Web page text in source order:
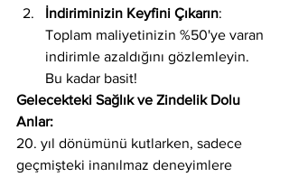
İndiriminizin Keyfini Çıkarın:
Toplam maliyetinizin %50'ye varan
indirimle azaldığını gözlemleyin.
Bu kadar basit!
Gelecekteki Sağlık ve Zindelik Dolu
Anlar:
20. yıl dönümünü kutlarken, sadece
geçmişteki inanılmaz deneyimlere